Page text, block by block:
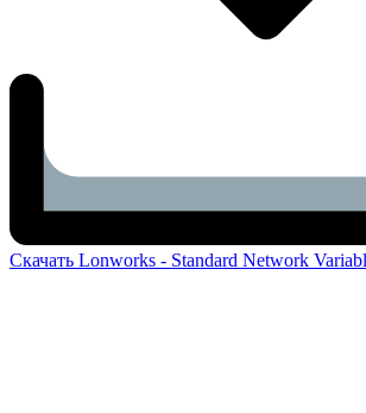
Скачать Lonworks - Standard Network